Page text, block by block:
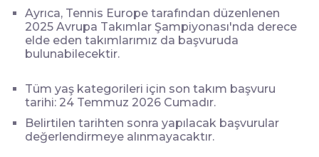
Ayrıca, Tennis Europe tarafından düzenlenen
2025 Avrupa Takımlar Şampiyonası'nda derece
elde eden takımlarımız da başvuruda
bulunabilecektir.
Tüm yaş kategorileri için son takım başvuru
tarihi: 24 Temmuz 2026 Cumadır.
Belirtilen tarihten sonra yapılacak başvurular
değerlendirmeye alınmayacaktır.